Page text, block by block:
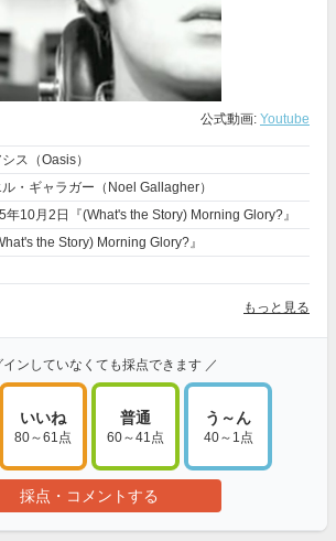
公式動画: Youtube
ス（Oasis）
ル・ギャラガー（Noel Gallagher）
年10月2日『(What's the Story) Morning Glory?』
the Story) Morning Glory?』
もっと見る
インしていなくても採点できます ／
いいね
80～61点
普通
60～41点
う～ん
40～1点
採点・コメントする